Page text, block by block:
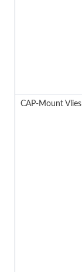
CAP-Mount Vlies